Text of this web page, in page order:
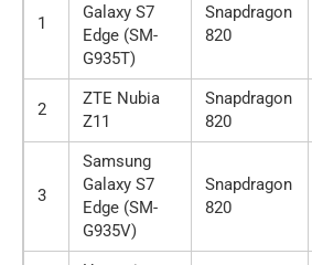
1
Galaxy S7
Edge (SM-
G935T)
Snapdragon
820
2
ZTE Nubia
Z11
Snapdragon
820
3
Samsung
Galaxy S7
Edge (SM-
G935V)
Snapdragon
820